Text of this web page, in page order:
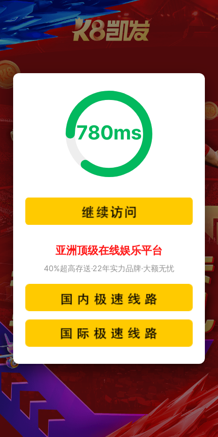
780ms
亚洲顶级在线娱乐平台
40%超高存送·22年实力品牌·大额无忧